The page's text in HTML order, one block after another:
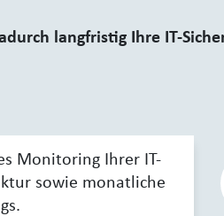
langfristig Ihre IT-
Monitoring Ihrer IT-
sowie monatliche